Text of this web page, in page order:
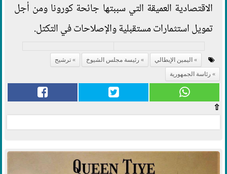
الاقتصادية العميقة التي سببتها جائحة كورونا ومن أجل
تمويل استثمارات مستقبلية والإصلاحات في التكتل.
اليمين الإيطالي رئيسة مجلس الشيوخ
ترشيح
رئاسة الجمهورية
⇧